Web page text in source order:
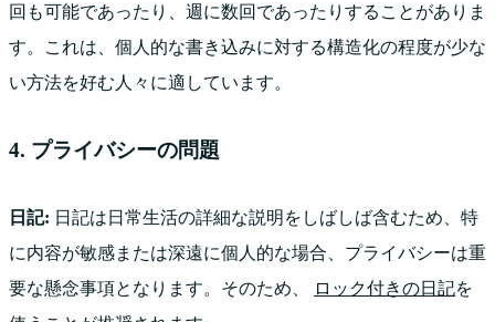
回も可能であったり、週に数回であったりすることがありま
す。これは、個人的な書き込みに対する構造化の程度が少な
い方法を好む人々に適しています。
4. プライバシーの問題
日記: 日記は日常生活の詳細な説明をしばしば含むため、特
に内容が敏感または深遠に個人的な場合、プライバシーは重
要な懸念事項となります。そのため、
ロック付きの日記を